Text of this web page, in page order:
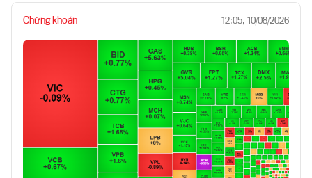
Chứng khoán 12:05, 10/08/2026